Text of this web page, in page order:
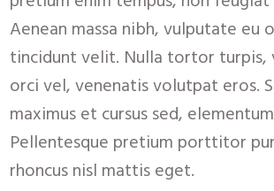
Aenean massa nibh, vulputate eu
tincidunt velit. Nulla tortor turpis,
orci vel, venenatis volutpat eros.
maximus et cursus sed,
Pellentesque pretium porttitor
rhoncus nisl mattis eget.